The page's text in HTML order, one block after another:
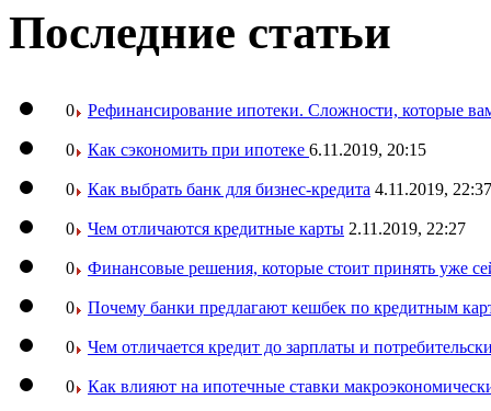
Последние статьи
0 Рефинансирование ипотеки. Сложности, которые
0 Как сэкономить при ипотеке 6.11.2019, 20:15
0 Как выбрать банк для бизнес-кредита 4.11.2019, 22:37
0 Чем отличаются кредитные карты 2.11.2019, 22:27
0 Финансовые решения, которые стоит принять уже
0 Почему банки предлагают кешбек по кредитным
0 Чем отличается кредит до зарплаты и
0 Как влияют на ипотечные ставки